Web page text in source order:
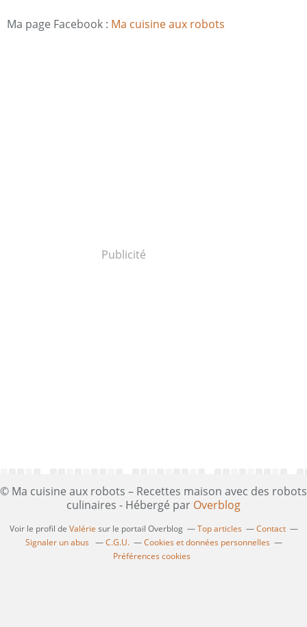
Ma page Facebook : Ma cuisine aux robots
Publicité
© Ma cuisine aux robots – Recettes maison avec des robots
culinaires - Hébergé par Overblog
Voir le profil de Valérie sur le portail Overblog Top articles
Contact
Signaler un abus
C.G.U.
Cookies et données personnelles
Préférences cookies